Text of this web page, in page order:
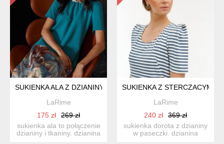
SUKIENKA ALA Z DZIANINY I TKANINY
LaRime
175 zł
269 zł
sukienka ala to połączenie
dzianiny i tkaniny. dzianina
SUKIENKA Z STERCZACYMI
LaRime
240 zł
369 zł
sukienka dorota z dzianiny
w paseczki. dzianina